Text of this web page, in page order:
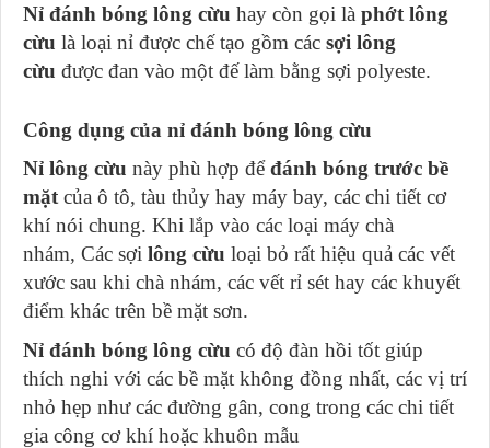
Nỉ đánh bóng lông cừu hay còn gọi là phớt lông
cừu là loại nỉ được chế tạo gồm các sợi lông
cừu được đan vào một đế làm bằng sợi polyeste.
Công dụng của nỉ đánh bóng lông cừu
Nỉ lông cừu này phù hợp đểđánh bóng trước bề
mặt của ô tô, tàu thủy hay máy bay, các chi tiết cơ
khí nói chung. Khi lắp vào các loại máy chà
nhám, Các sợi lông cừu loại bỏ rất hiệu quả các vết
xước sau khi chà nhám, các vết rỉ sét hay các khuyết
điểm khác trên bề mặt sơn.
Nỉ đánh bóng lông cừu có độ đàn hồi tốt giúp
thích nghi với các bề mặt không đồng nhất, các vị trí
nhỏ hẹp như các đường gân, cong trong các chi tiết
gia công cơ khí hoặc khuôn mẫu